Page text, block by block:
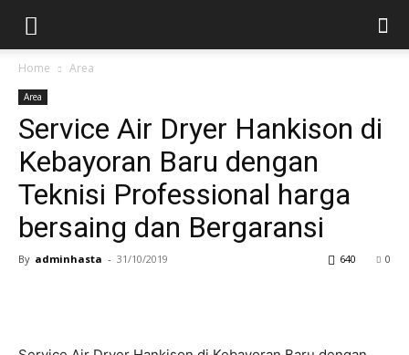
Home Area
Area
Service Air Dryer Hankison di
Kebayoran Baru dengan
Teknisi Professional harga
bersaing dan Bergaransi
By adminhasta - 31/10/2019 0
640